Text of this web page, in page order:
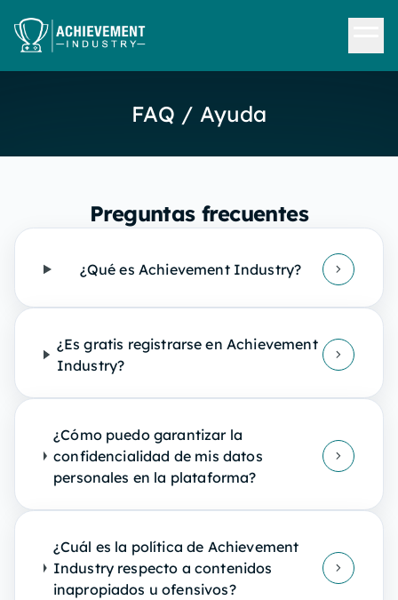
FAQ / Ayuda
Preguntas frecuentes
¿Qué es Achievement Industry?
¿Es gratis registrarse en Achievement
Industry?
¿Cómo puedo garantizar la
confidencialidad de mis datos
personales en la plataforma?
¿Cuál es la política de Achievement
Industry respecto a contenidos
inapropiados u ofensivos?